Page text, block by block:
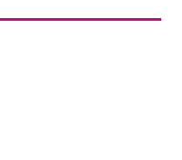
2 enfants
et efficaces
quand il attend des petits